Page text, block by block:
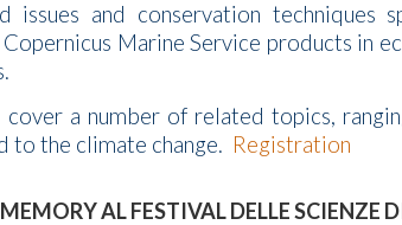
issues and conservation
Marine Service products in
a number of related topics,
to the climate change. Registration
AL FESTIVAL DELLE SCIENZE